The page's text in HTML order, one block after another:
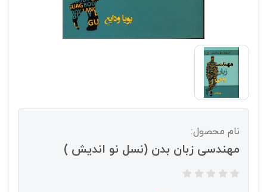
نام محصول:
مهندسی زبان بدن (نسل نو اندیش )